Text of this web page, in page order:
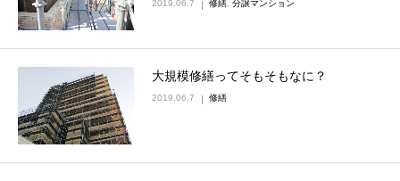
2019.06.7 修繕 分譲マンション
大規模修繕ってそもそもなに？
2019.06.7 修繕